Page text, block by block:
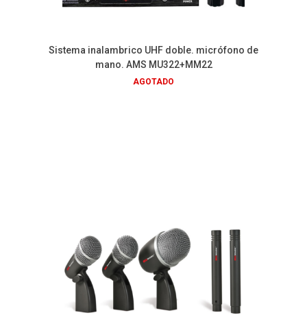
Sistema inalambrico UHF doble. micrófono de
mano. AMS MU322+MM22
AGOTADO